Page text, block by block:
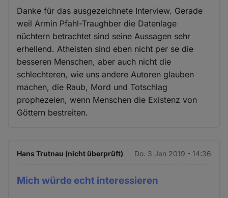
Danke für das ausgezeichnete Interview. Gerade
weil Armin Pfahl-Traughber die Datenlage
nüchtern betrachtet sind seine Aussagen sehr
erhellend. Atheisten sind eben nicht per se die
besseren Menschen, aber auch nicht die
schlechteren, wie uns andere Autoren glauben
machen, die Raub, Mord und Totschlag
prophezeien, wenn Menschen die Existenz von
Göttern bestreiten.
Hans Trutnau (nicht überprüft) Do. 3 Jan 2019 - 14:36
Mich würde echt interessieren